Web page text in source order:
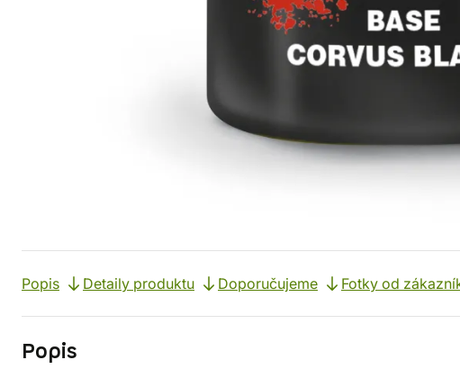
Popis Detaily produktu Doporučujeme Fotky od
Popis